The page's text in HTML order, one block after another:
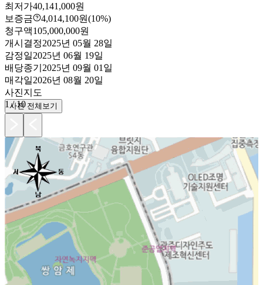
최저가40,141,000원
보증금
4,014,100원(10%)
청구액105,000,000원
개시결정2025년 05월 28일
감정일2025년 06월 19일
배당종기 2025년 09월 01일
매각일2026년 08월 20일
사진지도
1 /10
사진 전체보기